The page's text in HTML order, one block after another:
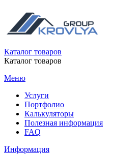
Каталог товаров
Каталог товаров
Меню
Услуги
Портфолио
Калькуляторы
Полезная информация
FAQ
Информация